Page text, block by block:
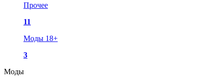
Прочее
11
Моды 18+
3
Моды